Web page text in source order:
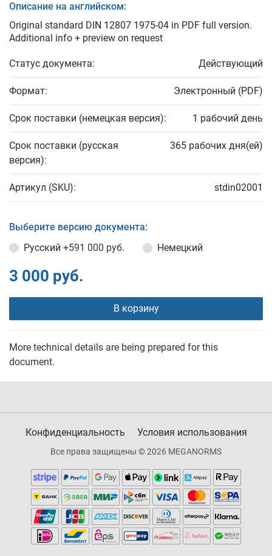
Описание на английском:
Original standard DIN 12807 1975-04 in PDF full version.
Additional info + preview on request
Статус документа: Действующий
Формат: Электронный (PDF)
Срок поставки (немецкая версия): 1 рабочий день
Срок поставки (русская
версия):
365 рабочих дня(ей)
Артикул (SKU): stdin02001
Выберите версию документа:
Русский +591 000 руб. Немецкий
3 000 руб.
В корзину
More technical details are being prepared for this
document.
Конфиденциальность Условия использования
Все права защищены © 2026 MEGANORMS